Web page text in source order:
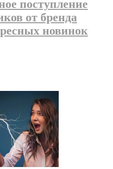
поступление
от бренда
новинок